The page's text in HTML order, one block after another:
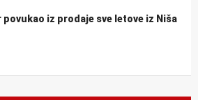
povukao iz prodaje sve letove iz Niša